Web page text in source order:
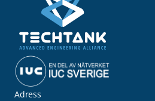
Adress